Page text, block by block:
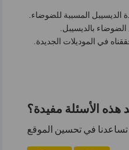
إلى زيادة الديسيبل المسببة للضوضاء.
من الضوضاء بالديسيبل.
في الموديلات الجديدة.
هذه الأسئلة مفيدة؟
في تحسين الموقع